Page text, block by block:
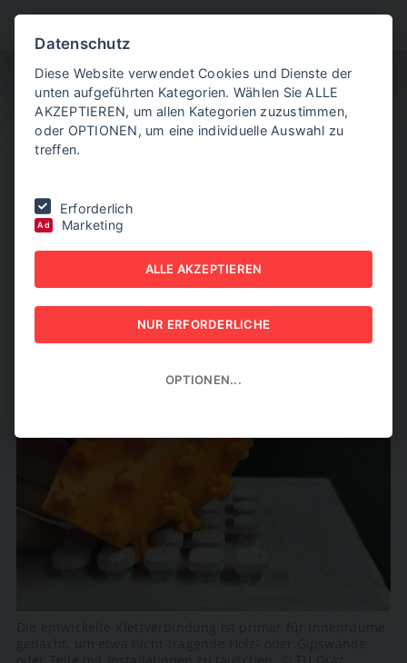
DEZEMBER 2025|Klettverschluss für Gebäude
KLETTVERSCHLUSS FÜR
GEBÄUDE
NEW BUSINESS INNOVATIONS - NR.12, DEZEMBER
2025
Datenschutz
Diese Website verwendet Cookies und Dienste der
unten aufgeführten Kategorien. Wählen Sie ALLE
AKZEPTIEREN, um allen Kategorien zuzustimmen,
oder OPTIONEN, um eine individuelle Auswahl zu
treffen.
Erforderlich
Ad Marketing
ALLE AKZEPTIEREN
NUR ERFORDERLICHE
OPTIONEN...